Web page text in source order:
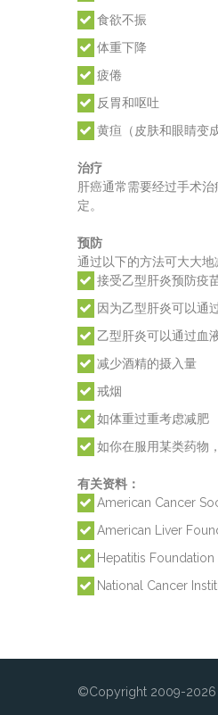
食欲不振
体重下降
疲倦
反胃和呕吐
黄疸（皮肤和眼睛变
治疗
肝癌通常需要经过手术
定。
预防
通过以下的方法可大大
接受乙型肝炎预防疫
因为乙型肝炎可以通
乙型肝炎可以通过血
减少酒精的摄入量
戒烟
如体重过重考虑减肥
如你在服用某类药物
有关资料：
American Cancer
American Liver
Hepatitis Foundation
National Cancer
©Copyright 2009-2026